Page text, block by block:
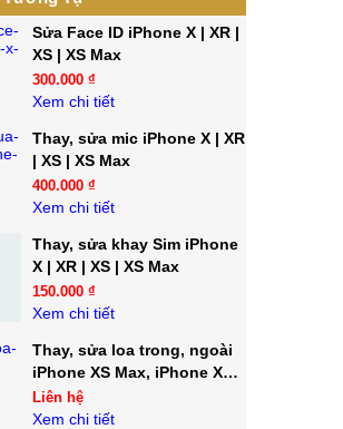
Sửa Face ID iPhone X | XR |
XS | XS Max
300.000 ₫
Xem chi tiết
Thay, sửa mic iPhone X | XR
| XS | XS Max
400.000 ₫
Xem chi tiết
Thay, sửa khay Sim iPhone
X | XR | XS | XS Max
150.000 ₫
Xem chi tiết
Thay, sửa loa trong, ngoài
iPhone XS Max, iPhone XS,
iPhone XR, iPhone X
Liên hệ
Xem chi tiết